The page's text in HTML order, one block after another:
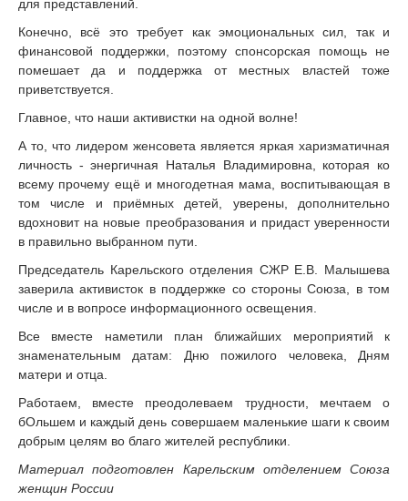
для представлений.
Конечно, всё это требует как эмоциональных сил, так и
финансовой поддержки, поэтому спонсорская помощь не
помешает да и поддержка от местных властей тоже
приветствуется.
Главное, что наши активистки на одной волне!
А то, что лидером женсовета является яркая харизматичная
личность - энергичная Наталья Владимировна, которая ко
всему прочему ещё и многодетная мама, воспитывающая в
том числе и приёмных детей, уверены, дополнительно
вдохновит на новые преобразования и придаст уверенности
в правильно выбранном пути.
Председатель Карельского отделения СЖР Е.В. Малышева
заверила активисток в поддержке со стороны Союза, в том
числе и в вопросе информационного освещения.
Все вместе наметили план ближайших мероприятий к
знаменательным датам: Дню пожилого человека, Дням
матери и отца.
Работаем, вместе преодолеваем трудности, мечтаем о
бОльшем и каждый день совершаем маленькие шаги к своим
добрым целям во благо жителей республики.
Материал подготовлен Карельским отделением Союза
женщин России